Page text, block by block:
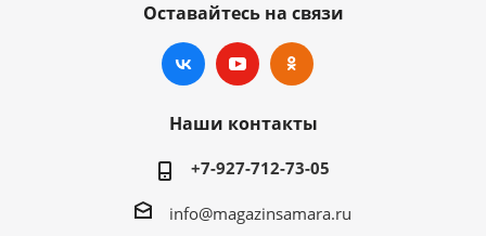
Оставайтесь на связи
Наши контакты
+7-927-712-73-05
info@magazinsamara.ru